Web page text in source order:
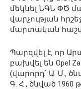
մեկնել ՆԳՆ ՓԾ
վարչության
մարտական
Պարզվել է, որ
բախվել են Opel
(վարորդ՝ Ա. Մ.,
Գ. Հ., ծնված 1960